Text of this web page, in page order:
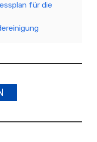
für die